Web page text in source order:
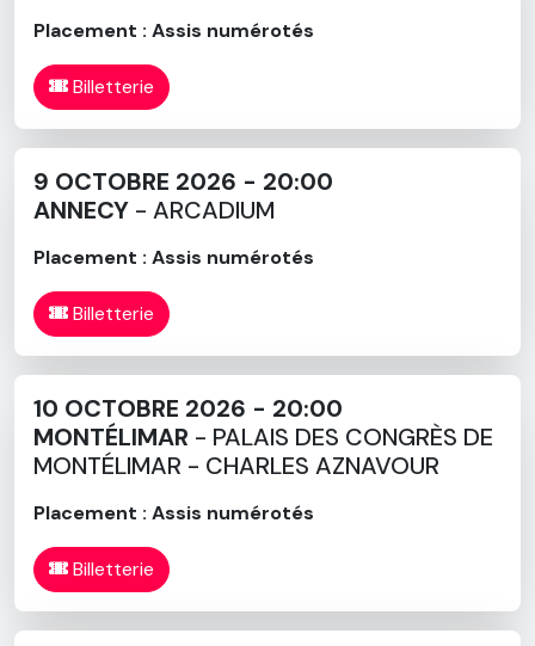
Placement : Assis numérotés
Billetterie
9 OCTOBRE 2026 - 20:00
ANNECY - ARCADIUM
Placement : Assis numérotés
Billetterie
10 OCTOBRE 2026 - 20:00
MONTÉLIMAR - PALAIS DES CONGRÈS DE
MONTÉLIMAR - CHARLES AZNAVOUR
Placement : Assis numérotés
Billetterie